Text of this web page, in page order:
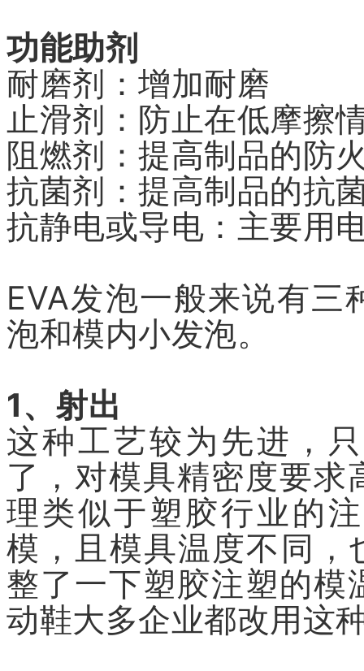
功能助剂
耐磨剂：增加耐磨
止滑剂：防止在低摩擦
阻燃剂：提高制品的防
抗菌剂：提高制品的抗
抗静电或导电：主要用
EVA发泡一般来说有三
泡和模内小发泡。
1、射出
这种工艺较为先进，
了，对模具精密度要求
理类似于塑胶行业的
模，且模具温度不同，
整了一下塑胶注塑的模
动鞋大多企业都改用这